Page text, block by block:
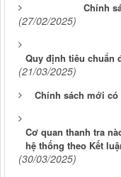
Chính
(27/02/2025)
Quy định tiêu chuẩn
(21/03/2025)
Chính sách mới có
Cơ quan thanh tra
hệ thống theo Kết
(30/03/2025)